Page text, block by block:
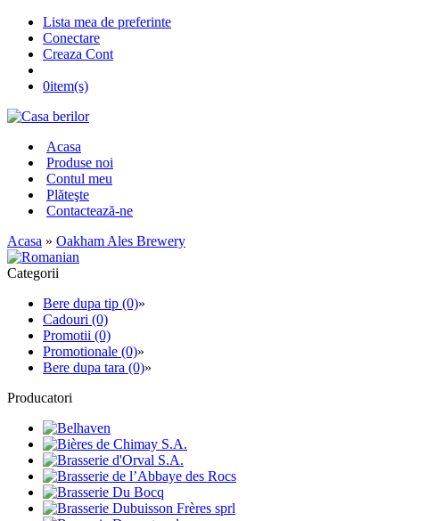
Lista mea de preferinte
Conectare
Creaza Cont
0item(s)
Acasa
Produse noi
Contul meu
Plăteşte
Contactează-ne
Acasa » Oakham Ales Brewery
Categorii
Bere dupa tip (0)»
Cadouri (0)
Promotii (0)
Promotionale (0)»
Bere dupa tara (0)»
Producatori